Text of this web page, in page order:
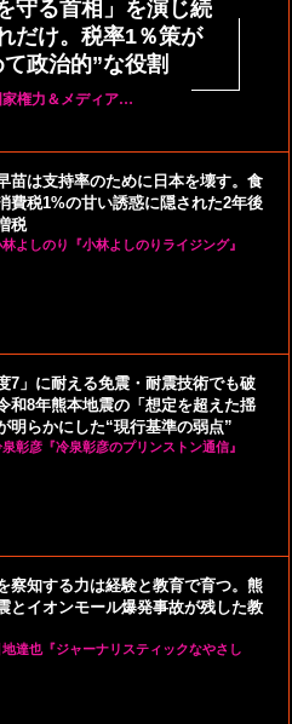
守る首相」を演じ続
だけ。税率1％策が
政治的”な役割
家権力＆メディア…
苗は支持率のために日本を壊す。食
費税1%の甘い誘惑に隠された2年後
税
林よしのり『小林よしのりライジング』
7」に耐える免震・耐震技術でも破
和8年熊本地震の「想定を超えた揺
明らかにした“現行基準の弱点”
泉彰彦『冷泉彰彦のプリンストン通信』
察知する力は経験と教育で育つ。熊
とイオンモール爆発事故が残した教
地達也『ジャーナリスティックなやさし